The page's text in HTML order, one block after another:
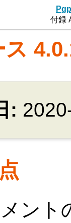
付録
:
ント